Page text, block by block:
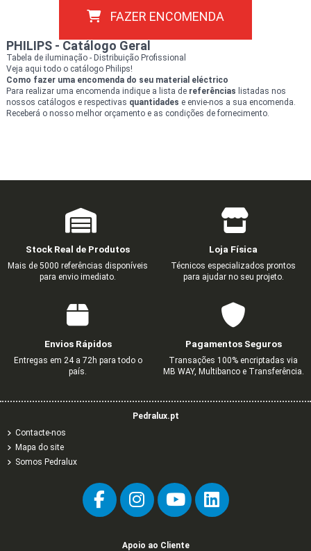
FAZER ENCOMENDA
PHILIPS - Catálogo Geral
Tabela de iluminação - Distribuição Profissional
Veja aqui todo o catálogo Philips!
Como fazer uma encomenda do seu material eléctrico
Para realizar uma encomenda indique a lista de referências listadas nos
nossos catálogos e respectivas quantidades e envie-nos a sua encomenda.
Receberá o nosso melhor orçamento e as condições de fornecimento.
Stock Real de Produtos
Mais de 5000 referências disponíveis
para envio imediato.
Loja Física
Técnicos especializados prontos
para ajudar no seu projeto.
Envios Rápidos
Entregas em 24 a 72h para todo o
país.
Pagamentos Seguros
Transações 100% encriptadas via
MB WAY, Multibanco e Transferência.
Pedralux.pt
Contacte-nos
Mapa do site
Somos Pedralux
Apoio ao Cliente